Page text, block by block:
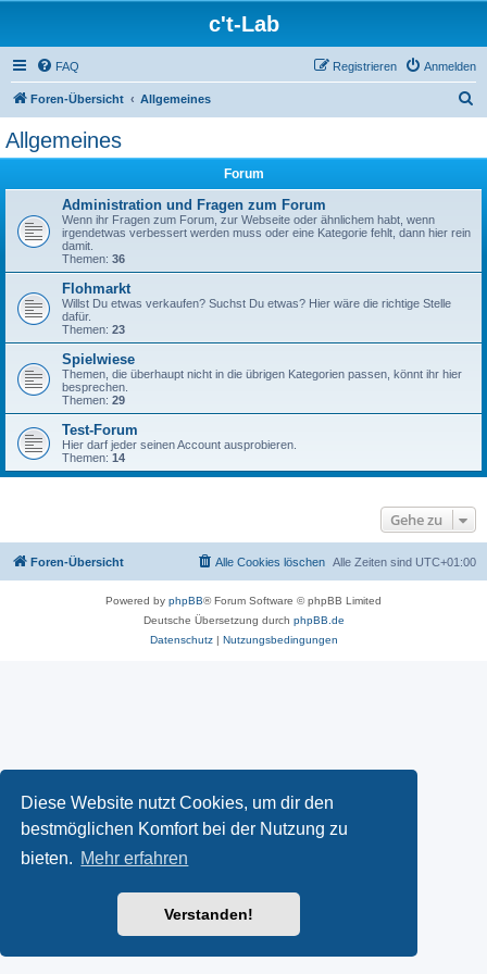
Diese Website nutzt Cookies, um dir den
bestmöglichen Komfort bei der Nutzung zu
bieten. Mehr erfahren
Verstanden!
c't-Lab
FAQ Anmelden
Registrieren
Foren-Übersicht Allgemeines
Allgemeines
Forum
Administration und Fragen zum Forum
Wenn ihr Fragen zum Forum, zur Webseite oder ähnlichem habt, wenn
irgendetwas verbessert werden muss oder eine Kategorie fehlt, dann hier rein
damit.
Themen: 36
Flohmarkt
Willst Du etwas verkaufen? Suchst Du etwas? Hier wäre die richtige Stelle
dafür.
Themen: 23
Spielwiese
Themen, die überhaupt nicht in die übrigen Kategorien passen, könnt ihr hier
besprechen.
Themen: 29
Test-Forum
Hier darf jeder seinen Account ausprobieren.
Themen: 14
Gehe zu
Foren-Übersicht Alle Zeiten sind UTC+01:00
Alle Cookies löschen
Powered by phpBB® Forum Software © phpBB Limited
Deutsche Übersetzung durch phpBB.de
Datenschutz| Nutzungsbedingungen